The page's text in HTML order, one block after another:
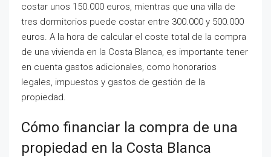
costar unos 150.000 euros, mientras que una villa de
tres dormitorios puede costar entre 300.000 y 500.000
euros. A la hora de calcular el coste total de la compra
de una vivienda en la Costa Blanca, es importante tener
en cuenta gastos adicionales, como honorarios
legales, impuestos y gastos de gestión de la
propiedad.
Cómo financiar la compra de una
propiedad en la Costa Blanca